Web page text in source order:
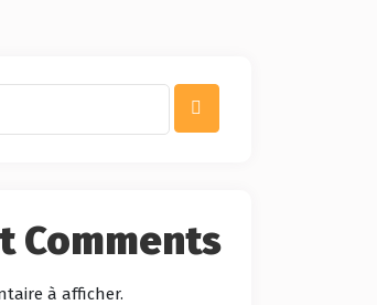
Comments
à afficher.